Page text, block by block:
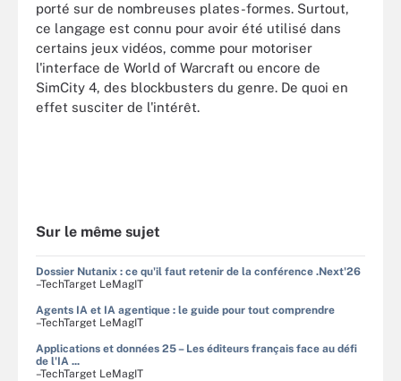
porté sur de nombreuses plates-formes. Surtout,
ce langage est connu pour avoir été utilisé dans
certains jeux vidéos, comme pour motoriser
l'interface de World of Warcraft ou encore de
SimCity 4, des blockbusters du genre. De quoi en
effet susciter de l'intérêt.
Sur le même sujet
Dossier Nutanix : ce qu'il faut retenir de la conférence .Next'26
–TechTarget LeMagIT
Agents IA et IA agentique : le guide pour tout comprendre
–TechTarget LeMagIT
Applications et données 25 – Les éditeurs français face au défi
de l'IA ...
–TechTarget LeMagIT